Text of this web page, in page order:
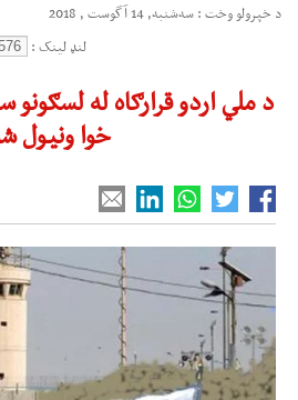
د خپرولو وخت : سه‌شنبه, 14 آگوست , 2018
لنډ لینک :
د ملي اردو قرارګاه له لسګونو
خوا ونیول